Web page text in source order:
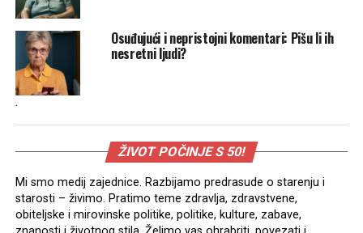
Osuđujući i nepristojni komentari: Pišu li ih
nesretni ljudi?
.
ŽIVOT POČINJE S 50!
Mi smo medij zajednice. Razbijamo predrasude o starenju i
starosti – živimo. Pratimo teme zdravlja, zdravstvene,
obiteljske i mirovinske politike, politike, kulture, zabave,